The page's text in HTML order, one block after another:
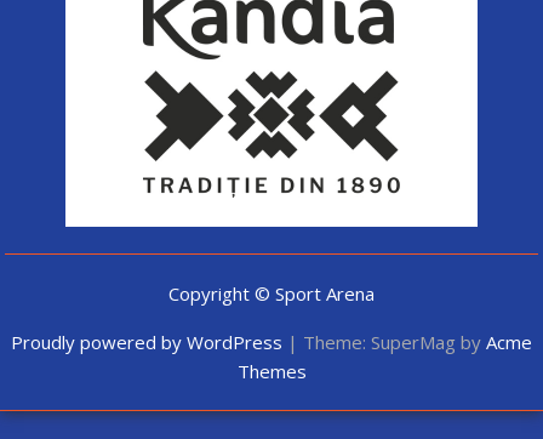
Copyright © Sport Arena
Proudly powered by WordPress | Theme: SuperMag by Acme
Themes